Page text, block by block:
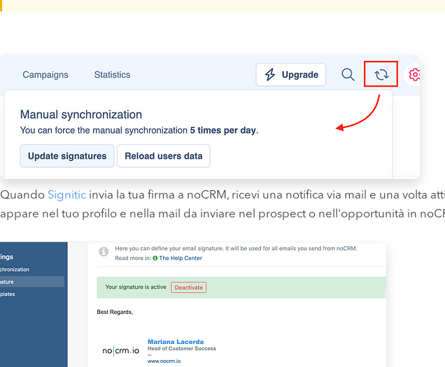
Quando Signiticinvia la tua firma a noCRM, ricevi una notifica via mail e una volta
appare nel tuo profilo e nella mail da inviare nel prospect o nell'opportunità in